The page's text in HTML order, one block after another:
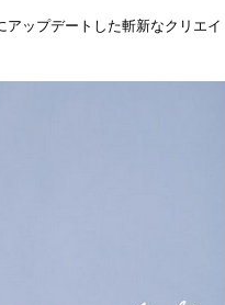
ップデートした斬新なクリエイ